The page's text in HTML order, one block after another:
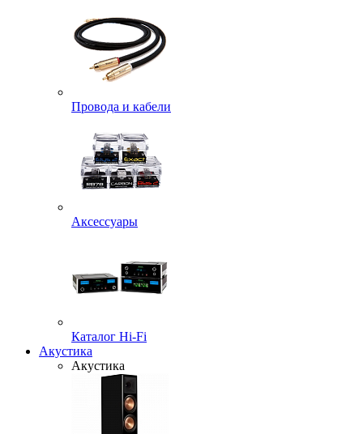
Провода и кабели
Аксессуары
Каталог Hi-Fi
Акустика
Акустика